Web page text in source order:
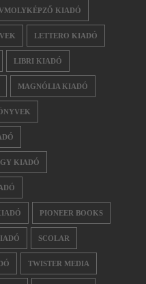
KIADÓ
LETTERO KIADÓ
LIBRI KIADÓ
MAGNÓLIA KIADÓ
KIADÓ
PIONEER BOOKS
SCOLAR
TWISTER MEDIA